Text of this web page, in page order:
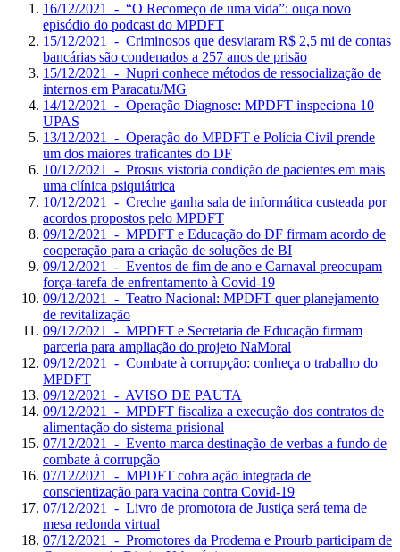
16/12/2021 - “O Recomeço de uma vida”: ouça novo
episódio do podcast do MPDFT
15/12/2021 - Criminosos que desviaram R$ 2,5 mi de contas
bancárias são condenados a 257 anos de prisão
15/12/2021 - Nupri conhece métodos de ressocialização de
internos em Paracatu/MG
14/12/2021 - Operação Diagnose: MPDFT inspeciona 10
UPAS
13/12/2021 - Operação do MPDFT e Polícia Civil prende
um dos maiores traficantes do DF
10/12/2021 - Prosus vistoria condição de pacientes em mais
uma clínica psiquiátrica
10/12/2021 - Creche ganha sala de informática custeada por
acordos propostos pelo MPDFT
09/12/2021 - MPDFT e Educação do DF firmam acordo de
cooperação para a criação de soluções de BI
09/12/2021 - Eventos de fim de ano e Carnaval preocupam
força-tarefa de enfrentamento à Covid-19
09/12/2021 - Teatro Nacional: MPDFT quer planejamento
de revitalização
09/12/2021 - MPDFT e Secretaria de Educação firmam
parceria para ampliação do projeto NaMoral
09/12/2021 - Combate à corrupção: conheça o trabalho do
MPDFT
09/12/2021 - AVISO DE PAUTA
09/12/2021 - MPDFT fiscaliza a execução dos contratos de
alimentação do sistema prisional
07/12/2021 - Evento marca destinação de verbas a fundo de
combate à corrupção
07/12/2021 - MPDFT cobra ação integrada de
conscientização para vacina contra Covid-19
07/12/2021 - Livro de promotora de Justiça será tema de
mesa redonda virtual
07/12/2021 - Promotores da Prodema e Prourb participam de